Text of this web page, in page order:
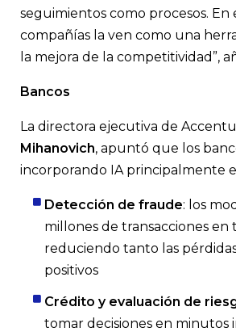
seguimientos como procesos. En
compañías la ven como una
la mejora de la competitividad”,
Bancos
La directora ejecutiva de
Mihanovich, apuntó que los
incorporando IA principalmente
Detección de fraude: los
millones de transacciones en
reduciendo tanto las
positivos
Crédito y evaluación de
tomar decisiones en minutos